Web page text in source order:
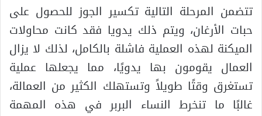
تتضمن المرحلة التالية تكسير الجوز للحصول على
حبات الأرغان، ويتم ذلك يدويا فقد كانت محاولات
الميكنة لهذه العملية فاشلة بالكامل، لذلك لا يزال
العمال يقومون بها يدويًا، مما يجعلها عملية
تستغرق وقتًا طويلاً وتستهلك الكثير من العمالة،
غالبًا ما تنخرط النساء البربر في هذه المهمة